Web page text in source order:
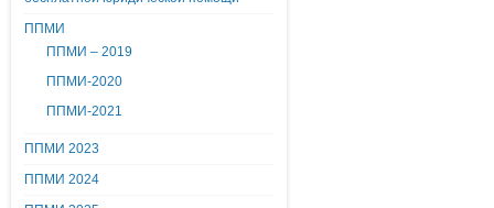
ППМИ
ППМИ – 2019
ППМИ-2020
ППМИ-2021
ППМИ 2023
ППМИ 2024